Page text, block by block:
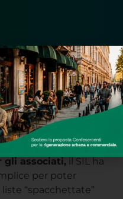
gli associati, il SIL ha
per poter
“spacchettate”